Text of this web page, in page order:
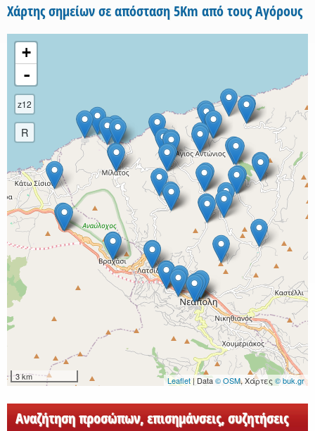
Χάρτης σημείων σε απόσταση 5Km από τους Αγόρους
+
-
z12
R
3 km Leaflet| Data© OSM, Χάρτες © buk.gr
Αναζήτηση προσώπων, επισημάνσεις, συζητήσεις